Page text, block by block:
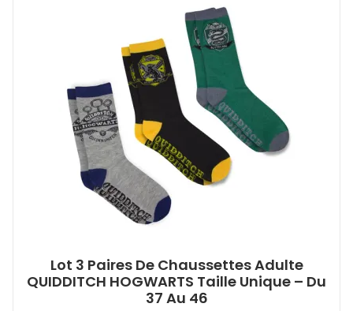
Lot 3 Paires De Chaussettes Adulte
QUIDDITCH HOGWARTS Taille Unique – Du
37 Au 46